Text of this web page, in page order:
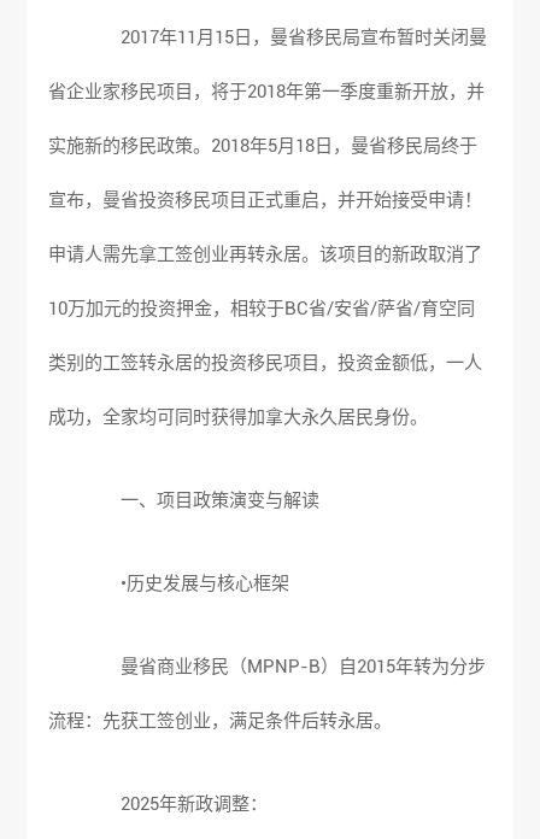
2017年11月15日，曼省移民局宣布暂时关闭曼
省企业家移民项目，将于2018年第一季度重新开放，并
实施新的移民政策。2018年5月18日，曼省移民局终于
宣布，曼省投资移民项目正式重启，并开始接受申请！
申请人需先拿工签创业再转永居。该项目的新政取消了
10万加元的投资押金，相较于BC省/安省/萨省/育空同
类别的工签转永居的投资移民项目，投资金额低，一人
成功，全家均可同时获得加拿大永久居民身份。
一、项目政策演变与解读
•历史发展与核心框架
曼省商业移民（MPNP-B）自2015年转为分步
流程：先获工签创业，满足条件后转永居。
2025年新政调整：